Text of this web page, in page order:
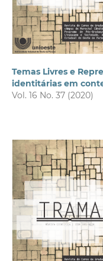
Temas Livres e
identitárias em
Vol. 16 No. 37 (2020)